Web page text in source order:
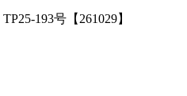
193号【261029】